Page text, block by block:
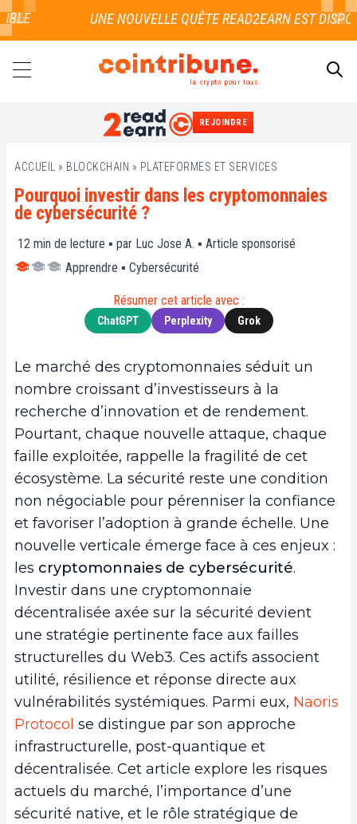
la crypto pour tous
REJOINDRE
ACCUEIL » BLOCKCHAIN » PLATEFORMES ET SERVICES
Pourquoi investir dans les cryptomonnaies
de cybersécurité ?
12 min de lecture ▪ par Luc Jose A. ▪ Article sponsorisé
Apprendre ▪ Cybersécurité
Résumer cet article avec :
ChatGPT Perplexity Grok
Le marché des cryptomonnaies séduit un
nombre croissant d’investisseurs à la
recherche d’innovation et de rendement.
Pourtant, chaque nouvelle attaque, chaque
faille exploitée, rappelle la fragilité de cet
écosystème. La sécurité reste une condition
non négociable pour pérenniser la confiance
et favoriser l’adoption à grande échelle. Une
nouvelle verticale émerge face à ces enjeux :
les cryptomonnaies de cybersécurité.
Investir dans une cryptomonnaie
décentralisée axée sur la sécurité devient
une stratégie pertinente face aux failles
structurelles du Web3. Ces actifs associent
utilité, résilience et réponse directe aux
vulnérabilités systémiques. Parmi eux, Naoris
Protocol se distingue par son approche
infrastructurelle, post-quantique et
décentralisée. Cet article explore les risques
actuels du marché, l’importance d’une
sécurité native, et le rôle stratégique de